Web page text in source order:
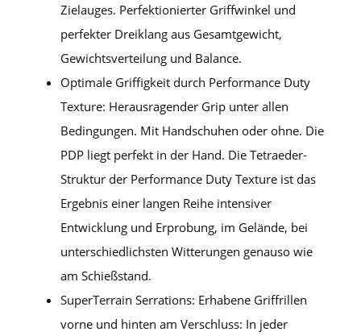
Zielauges. Perfektionierter Griffwinkel und
perfekter Dreiklang aus Gesamtgewicht,
Gewichtsverteilung und Balance.
Optimale Griffigkeit durch Performance Duty
Texture: Herausragender Grip unter allen
Bedingungen. Mit Handschuhen oder ohne. Die
PDP liegt perfekt in der Hand. Die Tetraeder-
Struktur der Performance Duty Texture ist das
Ergebnis einer langen Reihe intensiver
Entwicklung und Erprobung, im Gelände, bei
unterschiedlichsten Witterungen genauso wie
am Schießstand.
SuperTerrain Serrations: Erhabene Griffrillen
vorne und hinten am Verschluss: In jeder